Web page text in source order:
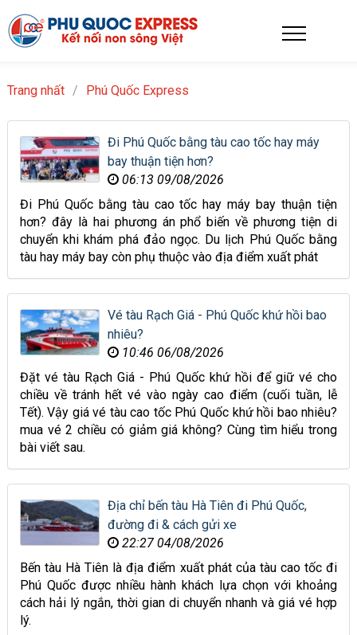
Trang nhất / Phú Quốc Express
Đi Phú Quốc bằng tàu cao tốc hay máy
bay thuận tiện hơn?
06:13 09/08/2026
Đi Phú Quốc bằng tàu cao tốc hay máy bay thuận tiện
hơn? đây là hai phương án phổ biến về phương tiện di
chuyển khi khám phá đảo ngọc. Du lịch Phú Quốc bằng
tàu hay máy bay còn phụ thuộc vào địa điểm xuất phát
Vé tàu Rạch Giá - Phú Quốc khứ hồi bao
nhiêu?
10:46 06/08/2026
Đặt vé tàu Rạch Giá - Phú Quốc khứ hồi để giữ vé cho
chiều về tránh hết vé vào ngày cao điểm (cuối tuần, lễ
Tết). Vậy giá vé tàu cao tốc Phú Quốc khứ hồi bao nhiêu?
mua vé 2 chiều có giảm giá không? Cùng tìm hiểu trong
bài viết sau.
Địa chỉ bến tàu Hà Tiên đi Phú Quốc,
đường đi & cách gửi xe
22:27 04/08/2026
Bến tàu Hà Tiên là địa điểm xuất phát của tàu cao tốc đi
Phú Quốc được nhiều hành khách lựa chọn với khoảng
cách hải lý ngắn, thời gian di chuyển nhanh và giá vé hợp
lý.